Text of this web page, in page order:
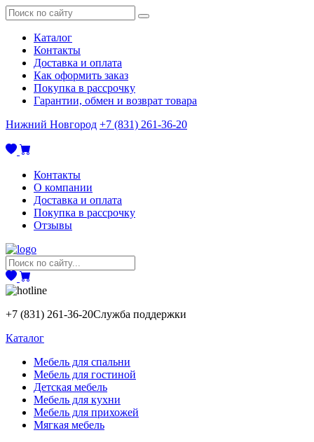
Каталог
Контакты
Доставка и оплата
Как оформить заказ
Покупка в рассрочку
Гарантии, обмен и возврат товара
Нижний Новгород +7 (831) 261-36-20
Контакты
О компании
Доставка и оплата
Покупка в рассрочку
Отзывы
+7 (831) 261-36-20Служба поддержки
Каталог
Мебель для спальни
Мебель для гостиной
Детская мебель
Мебель для кухни
Мебель для прихожей
Мягкая мебель